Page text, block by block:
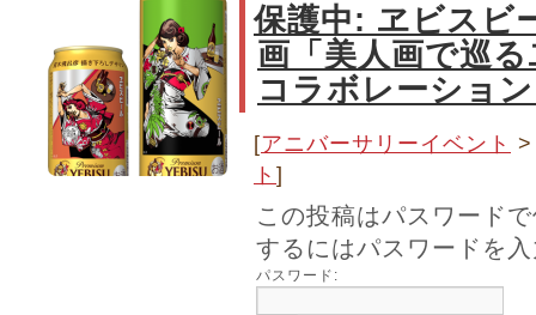
保護中: ヱビスビ
画「美人画で巡
コラボレーショ
[アニバーサリーイベント
ト ]
この投稿はパスワード
するにはパスワードを
パスワード: